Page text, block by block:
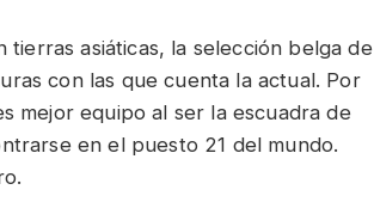
tierras asiáticas, la selección belga de
con las que cuenta la actual. Por
mejor equipo al ser la escuadra de
en el puesto 21 del mundo.